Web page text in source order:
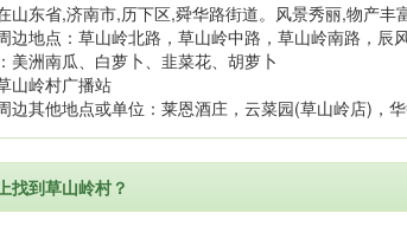
山东省,济南市,历下区,舜华路街道。风景秀丽,物产丰
边地点：草山岭北路，草山岭中路，草山岭南路，
美洲南瓜、白萝卜、韭菜花、胡萝卜
山岭村广播站
边其他地点或单位：莱恩酒庄，云菜园(草山岭店)，
找到草山岭村？